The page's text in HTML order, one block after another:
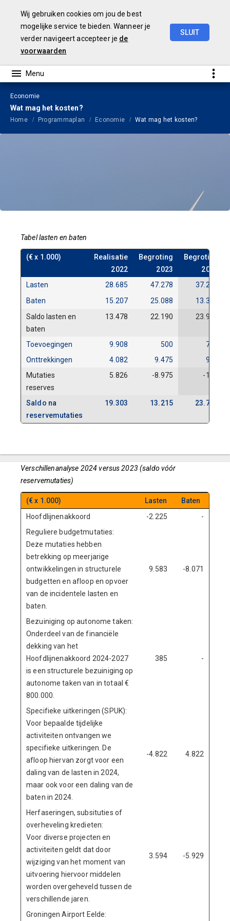
Wij gebruiken cookies om jou de best
mogelijke service te bieden. Wanneer je
verder navigeert accepteer je de
voorwaarden
SLUIT
Economie
Wat mag het kosten?
Home Programmaplan Economie Wat mag het kosten?
Tabel lasten en baten
(€ x 1.000)
Realisatie
2022
Begroting
2023
Begroting
2024
Lasten 28.685 47.278
37.243
Baten
15.207 25.088
13.316
Saldo lasten en
baten
13.478 22.190 23.927
Toevoegingen 9.908 500
750
Onttrekkingen
4.082 9.475
915
Mutaties
reserves
5.826 -8.975 -165
Saldo na
reservemutaties
19.303 13.215 23.762
Verschillenanalyse 2024 versus 2023 (saldo vóór
reservemutaties)
(€ x 1.000) Lasten
Baten
Hoofdlijnenakkoord
-2.225
-
Reguliere budgetmutaties:
Deze mutaties hebben
betrekking op meerjarige
ontwikkelingen in structurele
budgetten en afloop en opvoer
van de incidentele lasten en
baten.
9.583 -8.071
Bezuiniging op autonome taken:
Onderdeel van de financiële
dekking van het
Hoofdlijnenakkoord 2024-2027
is een structurele bezuiniging op
autonome taken van in totaal €
800.000.
385 -
Specifieke uitkeringen (SPUK):
Voor bepaalde tijdelijke
activiteiten ontvangen we
specifieke uitkeringen. De
afloop hiervan zorgt voor een
daling van de lasten in 2024,
maar ook voor een daling van de
baten in 2024.
-4.822 4.822
Herfaseringen, subsituties of
overheveling kredieten:
Voor diverse projecten en
activiteiten geldt dat door
wijziging van het moment van
uitvoering hiervoor middelen
worden overgeheveld tussen de
verschillende jaren.
3.594 -5.929
Groningen Airport Eelde: